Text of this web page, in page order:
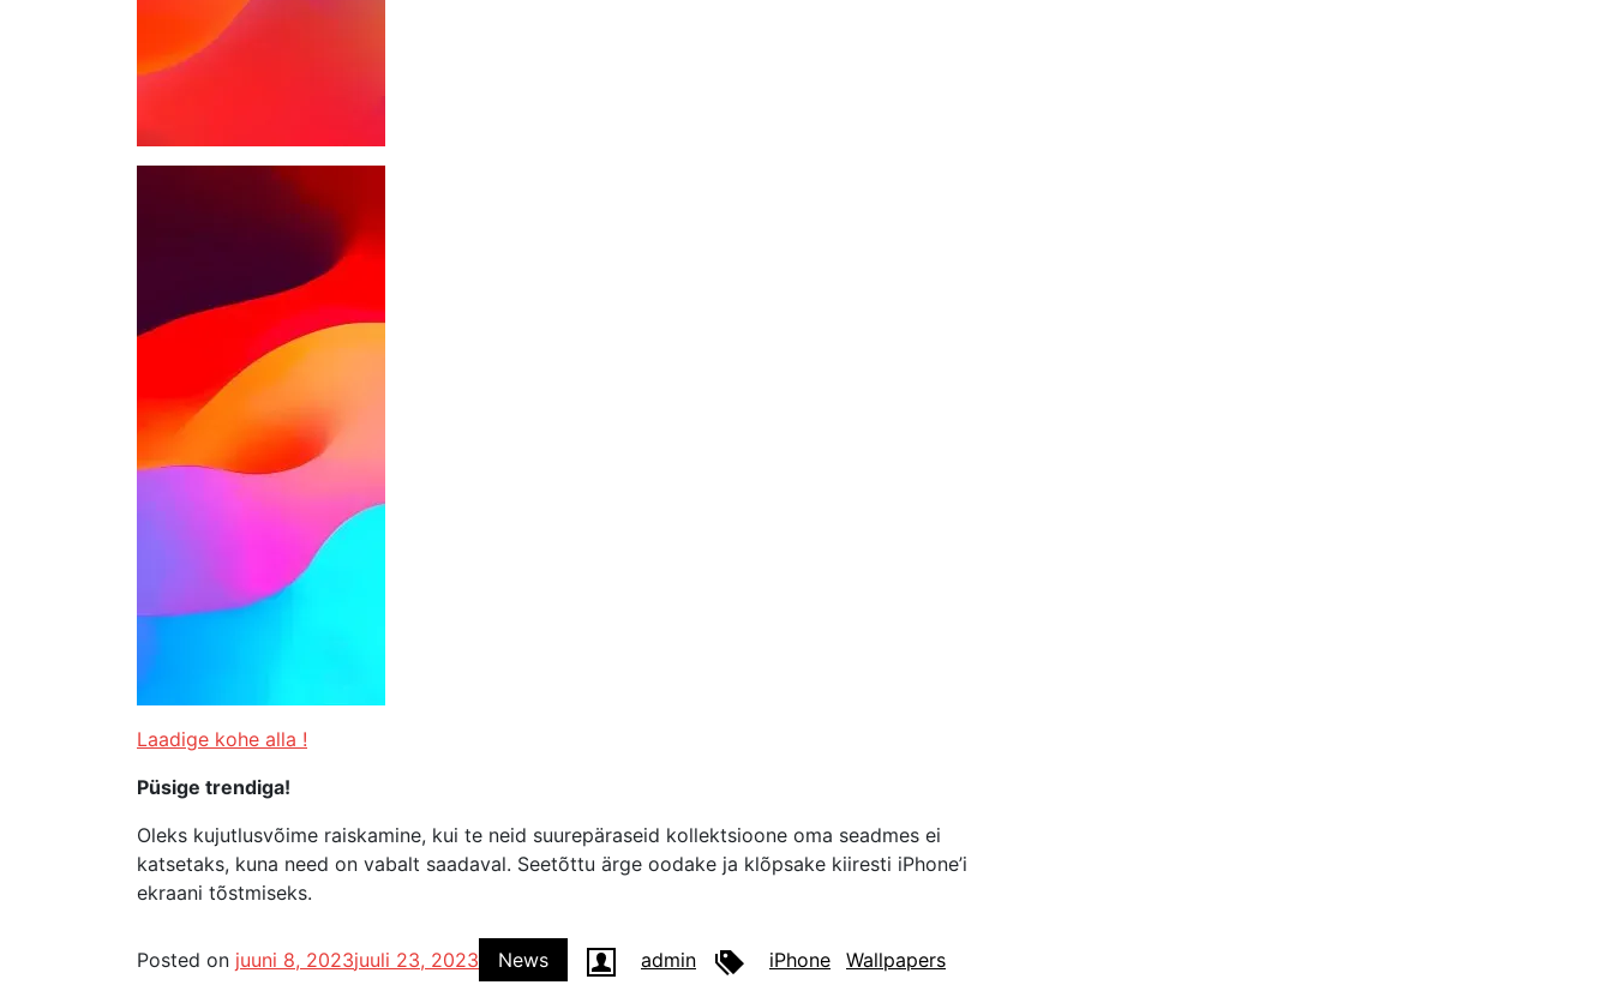
Laadige kohe alla !
Püsige trendiga!
Oleks kujutlusvõime raiskamine, kui te neid suurepäraseid kollektsioone oma seadmes ei
katsetaks, kuna need on vabalt saadaval. Seetõttu ärge oodake ja klõpsake kiiresti iPhone’i
ekraani tõstmiseks.
Posted on juuni 8, 2023juuli 23, 2023 News admin iPhone Wallpapers